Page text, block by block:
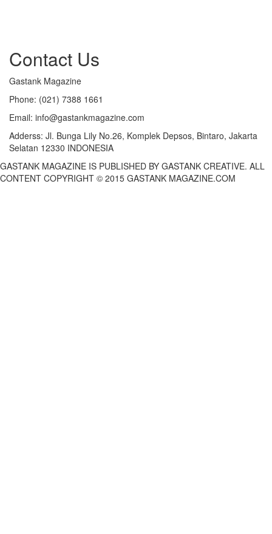
Contact Us
Gastank Magazine
Phone: (021) 7388 1661
Email: info@gastankmagazine.com
Adderss: Jl. Bunga Lily No.26, Komplek Depsos, Bintaro, Jakarta
Selatan 12330 INDONESIA
GASTANK MAGAZINE IS PUBLISHED BY GASTANK CREATIVE. ALL
CONTENT COPYRIGHT © 2015 GASTANK MAGAZINE.COM